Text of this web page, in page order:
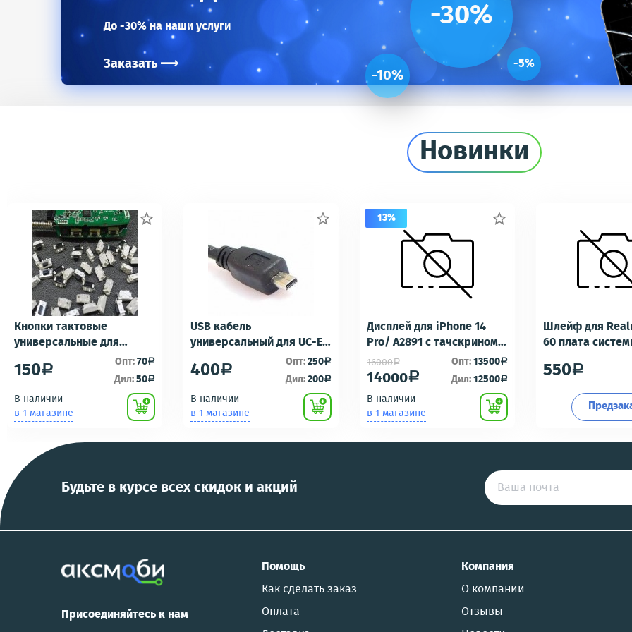
До -30% на наши услуги
Заказать⟶
-30%
-10%
-5%
Новинки

Кнопки тактовые
универсальные для
сигнализаций (кнопки,
ключи) Scher-Khan,
Tomahawk, Pandora, KGB,
Pantera, Alligator и другие
150a Опт:70a
Дил:50a
В наличии
в 1 магазине

USB кабель
универсальный для UC-E6
UC-E16 UC-E17 зарядка/
подключению к пк для
NIKON/SONY COOL
PIX/PANASONIC/OLYMPUS
400a Опт:250a
Дил:200a
В наличии
в 1 магазине

Дисплей для iPhone 14
Pro/ A2891 с тачскрином
Черный - OR100 с разбора
идеальное состояние
16000a
14000a
13%
Опт:13500a
Дил:12500a
В наличии
в 1 магазине
Шлейф для
60 плата
гарнитуры/
Премиум
550a
Будьте в курсе всех скидок и акций
Присоединяйтесь к нам
Помощь
Как сделать заказ
Оплата
Компания
О компании
Отзывы